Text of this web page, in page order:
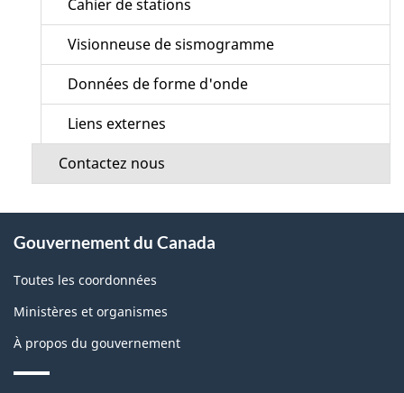
Cahier de stations
Visionneuse de sismogramme
Données de forme d'onde
Liens externes
Contactez nous
propos
de
ce
Gouvernement du Canada
Toutes les coordonnées
Ministères et organismes
À propos du gouvernement